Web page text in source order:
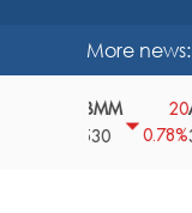
More news:
20
0.78%
ACES
360